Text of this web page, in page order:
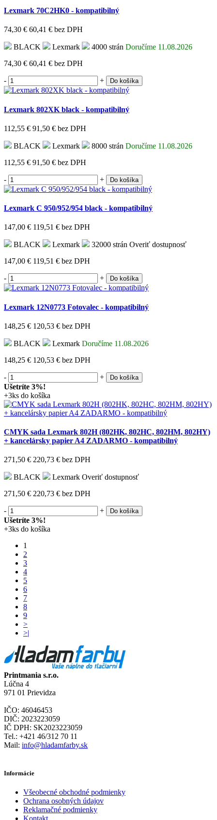
Lexmark 70C2HK0 - kompatibilný
74,30 € 60,41 € bez DPH
BLACK Lexmark 4000 strán Doručíme 11.08.2026
74,30 € 60,41 € bez DPH
- + Do košíka
Lexmark 802XK black - kompatibilný
112,55 € 91,50 € bez DPH
BLACK Lexmark 8000 strán Doručíme 11.08.2026
112,55 € 91,50 € bez DPH
- + Do košíka
Lexmark C 950/952/954 black - kompatibilný
147,00 € 119,51 € bez DPH
BLACK Lexmark 32000 strán Overiť dostupnosť
147,00 € 119,51 € bez DPH
- + Do košíka
Lexmark 12N0773 Fotovalec - kompatibilný
148,25 € 120,53 € bez DPH
BLACK Lexmark Doručíme 11.08.2026
148,25 € 120,53 € bez DPH
- + Do košíka
Ušetríte 3%!
+3ks do košíka
CMYK sada Lexmark 802H (802HK, 802HC, 802HM, 802HY)
+ kancelársky papier A4 ZADARMO - kompatibilný
271,50 € 220,73 € bez DPH
BLACK Lexmark Overiť dostupnosť
271,50 € 220,73 € bez DPH
- + Do košíka
Ušetríte 3%!
+3ks do košíka
1
2
3
4
5
6
7
8
9
>
>|
Printmania s.r.o.
Lúčna 4
971 01 Prievidza
IČO: 46046453
DIČ: 2023223059
IČ DPH: SK2023223059
Tel.: +421 46/312 70 11
Mail: info@hladamfarby.sk
Informácie
Všeobecné obchodné podmienky
Ochrana osobných údajov
Reklamačné podmienky
Kontakt